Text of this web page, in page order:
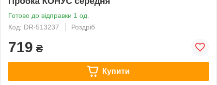
Готово до відправки 1 од.
Код: DR-513237
Роздріб
719 ₴
Купити